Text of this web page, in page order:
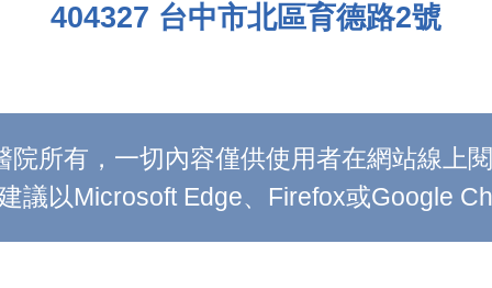
404327 台中市北區育德路2號
所有，一切內容僅供使用者在網站線上
議以Microsoft Edge、Firefox或Google